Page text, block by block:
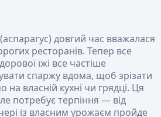
довгий час вважалася
ресторанів. Тепер все
їжі все частіше
спаржу вдома, щоб зрізати
на власній кухні чи грядці. Ця
потребує терпіння — від
із власним урожаєм пройде